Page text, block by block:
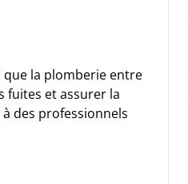
que la plomberie entre
fuites et assurer la
des professionnels